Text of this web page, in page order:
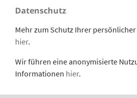
Datenschutz
Mehr zum Schutz Ihrer
hier.
Wir führen eine anonymisierte
Informationen hier.